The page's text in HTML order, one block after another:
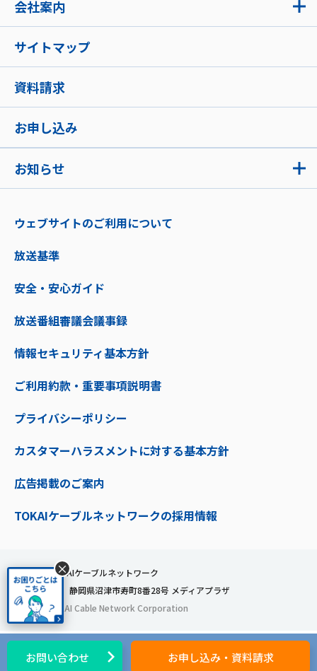
お知らせ
会社案内
サイトマップ
資料請求
お申し込み
ウェブサイトのご利用について
放送基準
安全・安心ガイド
放送番組審議会議事録
情報セキュリティ基本方針
ご利用約款・重要事項説明書
プライバシーポリシー
カスタマーハラスメントに対する基本方針
広告掲載のご案内
TOKAIケーブルネットワークの採用情報
株式会社TOKAIケーブルネットワーク
〒410-0053 静岡県沼津市寿町8番28号 メディアプラザ
© 2024 TOKAI Cable Network Corporation
お問い合わせ お申し込み・資料請求
×